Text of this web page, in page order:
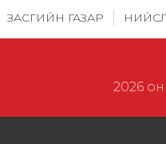
ЗАСГИЙН ГАЗАР
2026